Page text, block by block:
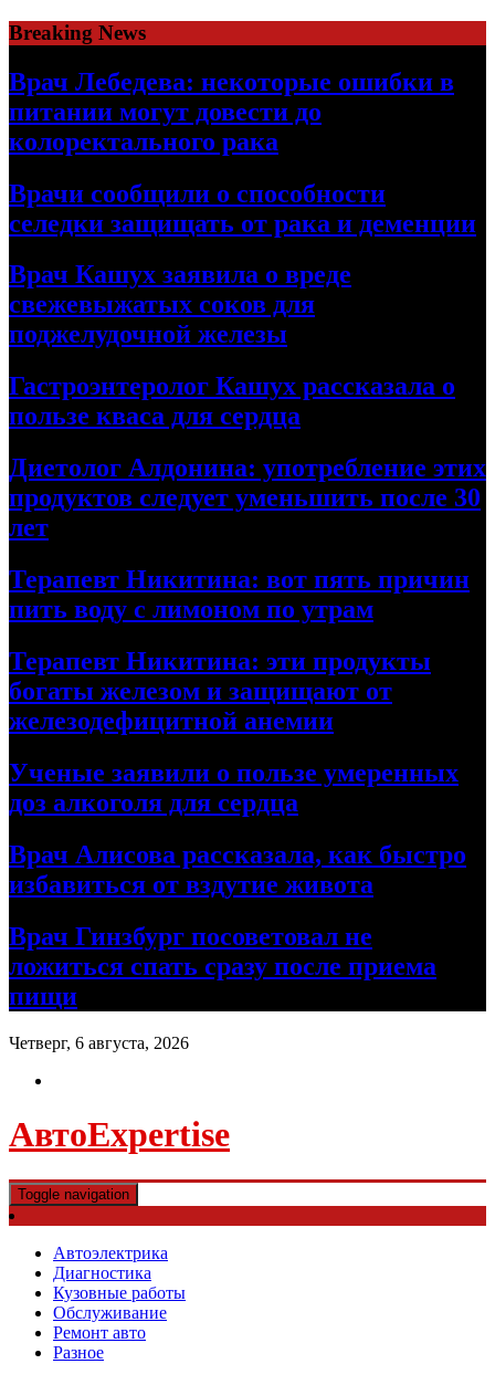
Skip
to
content
Breaking News
Врач Лебедева: некоторые ошибки в
питании могут довести до
колоректального рака
Врачи сообщили о способности
селедки защищать от рака и деменции
Врач Кашух заявила о вреде
свежевыжатых соков для
поджелудочной железы
Гастроэнтеролог Кашух рассказала о
пользе кваса для сердца
Диетолог Алдонина: употребление этих
продуктов следует уменьшить после 30
лет
Терапевт Никитина: вот пять причин
пить воду с лимоном по утрам
Терапевт Никитина: эти продукты
богаты железом и защищают от
железодефицитной анемии
Ученые заявили о пользе умеренных
доз алкоголя для сердца
Врач Алисова рассказала, как быстро
избавиться от вздутие живота
Врач Гинзбург посоветовал не
ложиться спать сразу после приема
пищи
Четверг, 6 августа, 2026
АвтоExpertise
Toggle navigation
Автоэлектрика
Диагностика
Кузовные работы
Обслуживание
Ремонт авто
Разное